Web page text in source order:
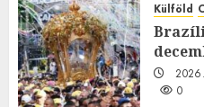
Külföld
0